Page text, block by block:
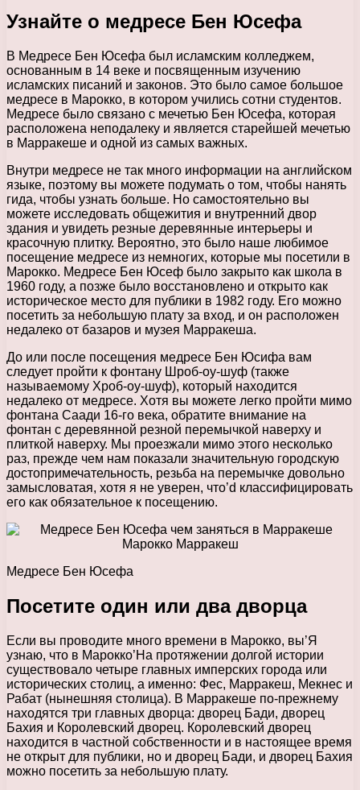
Узнайте о медресе Бен Юсефа
В Медресе Бен Юсефа был исламским колледжем,
основанным в 14 веке и посвященным изучению
исламских писаний и законов. Это было самое большое
медресе в Марокко, в котором учились сотни студентов.
Медресе было связано с мечетью Бен Юсефа, которая
расположена неподалеку и является старейшей мечетью
в Марракеше и одной из самых важных.
Внутри медресе не так много информации на английском
языке, поэтому вы можете подумать о том, чтобы нанять
гида, чтобы узнать больше. Но самостоятельно вы
можете исследовать общежития и внутренний двор
здания и увидеть резные деревянные интерьеры и
красочную плитку. Вероятно, это было наше любимое
посещение медресе из немногих, которые мы посетили в
Марокко. Медресе Бен Юсеф было закрыто как школа в
1960 году, а позже было восстановлено и открыто как
историческое место для публики в 1982 году. Его можно
посетить за небольшую плату за вход, и он расположен
недалеко от базаров и музея Марракеша.
До или после посещения медресе Бен Юсифа вам
следует пройти к фонтану Шроб-оу-шуф (также
называемому Хроб-оу-шуф), который находится
недалеко от медресе. Хотя вы можете легко пройти мимо
фонтана Саади 16-го века, обратите внимание на
фонтан с деревянной резной перемычкой наверху и
плиткой наверху. Мы проезжали мимо этого несколько
раз, прежде чем нам показали значительную городскую
достопримечательность, резьба на перемычке довольно
замысловатая, хотя я не уверен, что’d классифицировать
его как обязательное к посещению.
Медресе Бен Юсефа
Посетите один или два дворца
Если вы проводите много времени в Марокко, вы’Я
узнаю, что в Марокко’На протяжении долгой истории
существовало четыре главных имперских города или
исторических столиц, а именно: Фес, Марракеш, Мекнес и
Рабат (нынешняя столица). В Марракеше по-прежнему
находятся три главных дворца: дворец Бади, дворец
Бахия и Королевский дворец. Королевский дворец
находится в частной собственности и в настоящее время
не открыт для публики, но и дворец Бади, и дворец Бахия
можно посетить за небольшую плату.